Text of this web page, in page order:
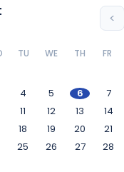
<
TU WE TH FR
4 5 6 7
11 12 13 14
18 19 20 21
25 26 27 28